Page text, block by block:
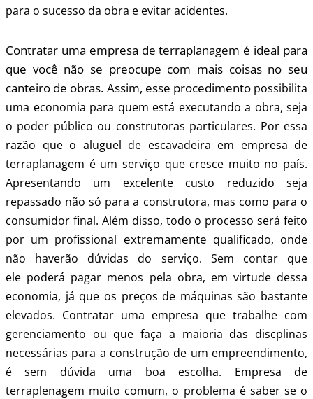
para o sucesso da obra e evitar acidentes.
Contratar uma empresa de terraplanagem é ideal para
que você não se preocupe com mais coisas no seu
canteiro de obras. Assim, esse procedimento possibilita
uma economia para quem está executando a obra, seja
o poder público ou construtoras particulares. Por essa
razão que o aluguel de escavadeira em empresa de
terraplanagem é um serviço que cresce muito no país.
Apresentando um excelente custo reduzido seja
repassado não só para a construtora, mas como para o
consumidor final. Além disso, todo o processo será feito
por um profissional extremamente qualificado, onde
não haverão dúvidas do serviço. Sem contar que
ele poderá pagar menos pela obra, em virtude dessa
economia, já que os preços de máquinas são bastante
elevados. Contratar uma empresa que trabalhe com
gerenciamento ou que faça a maioria das discplinas
necessárias para a construção de um empreendimento,
é sem dúvida uma boa escolha. Empresa de
terraplenagem muito comum, o problema é saber se o